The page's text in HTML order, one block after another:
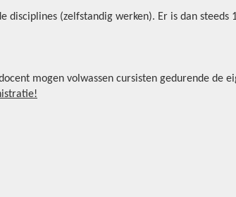
(zelfstandig werken). Er is dan steeds
mogen volwassen cursisten gedurende de